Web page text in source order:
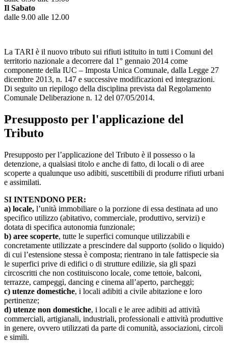
Il Sabato
dalle 9.00 alle 12.00
La TARI è il nuovo tributo sui rifiuti istituito in tutti i Comuni del
territorio nazionale a decorrere dal 1° gennaio 2014 come
componente della IUC – Imposta Unica Comunale, dalla Legge 27
dicembre 2013, n. 147 e successive modificazioni ed integrazioni.
Di seguito un riepilogo della disciplina prevista dal Regolamento
Comunale Deliberazione n. 12 del 07/05/2014.
Presupposto per l'applicazione del
Tributo
Presupposto per l’applicazione del Tributo è il possesso o la
detenzione, a qualsiasi titolo e anche di fatto, di locali o di aree
scoperte a qualunque uso adibiti, suscettibili di produrre rifiuti urbani
e assimilati.
SI INTENDONO PER:
a) locale, l’unità immobiliare o la porzione di essa destinata ad uno
specifico utilizzo (abitativo, commerciale, produttivo, servizi) e
dotata di specifica autonomia funzionale;
b) aree scoperte, tutte le superfici comunque utilizzabili e
concretamente utilizzate a prescindere dal supporto (solido o liquido)
di cui l’estensione stessa è composta; rientrano in tale fattispecie sia
le superfici prive di edifici o di strutture edilizie, sia gli spazi
circoscritti che non costituiscono locale, come tettoie, balconi,
terrazze, campeggi, dancing e cinema all’aperto, parcheggi;
c) utenze domestiche, i locali adibiti a civile abitazione e loro
pertinenze;
d) utenze non domestiche, i locali e le aree adibiti ad attività
commerciali, artigianali, industriali, professionali e attività produttive
in genere, ovvero utilizzati da parte di comunità, associazioni, circoli
e simili.